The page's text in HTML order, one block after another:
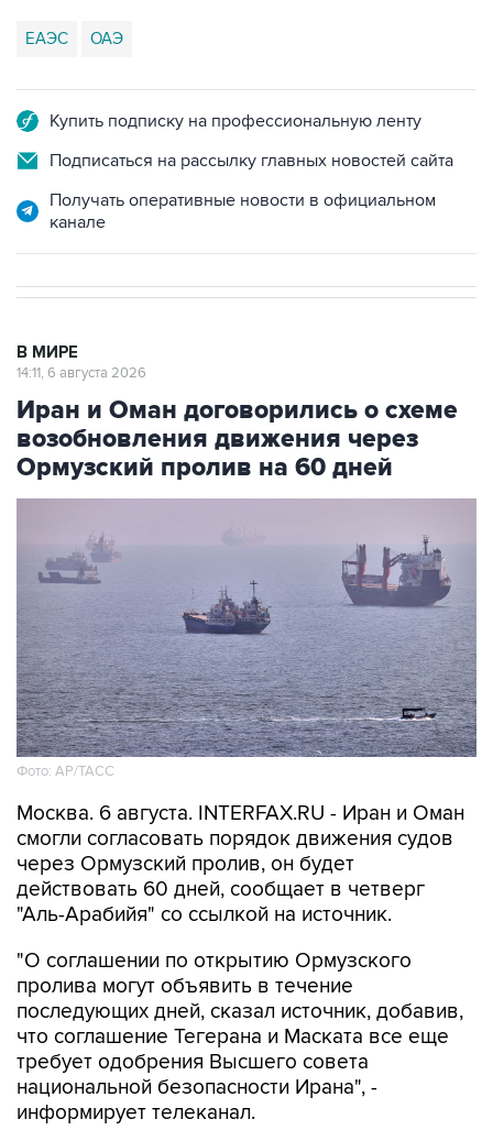
ЕАЭС ОАЭ
Купить подписку на профессиональную ленту
Подписаться на рассылку главных новостей сайта
Получать оперативные новости в официальном
канале
В МИРЕ
14:11, 6 августа 2026
Иран и Оман договорились о схеме
возобновления движения через
Ормузский пролив на 60 дней
Фото: AP/ТАСС
Москва. 6 августа. INTERFAX.RU - Иран и Оман
смогли согласовать порядок движения судов
через Ормузский пролив, он будет
действовать 60 дней, сообщает в четверг
"Аль-Арабийя" со ссылкой на источник.
"О соглашении по открытию Ормузского
пролива могут объявить в течение
последующих дней, сказал источник, добавив,
что соглашение Тегерана и Маската все еще
требует одобрения Высшего совета
национальной безопасности Ирана", -
информирует телеканал.